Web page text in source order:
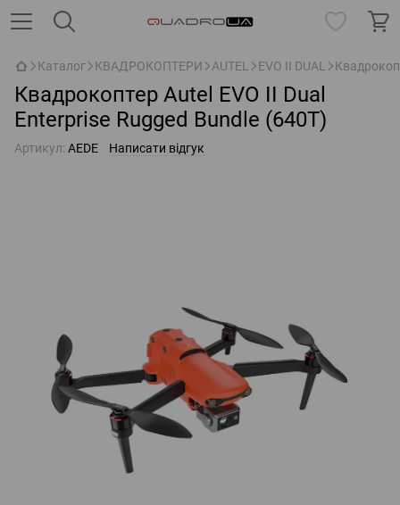
Каталог КВАДРОКОПТЕРИ AUTEL EVO II DUAL
Квадрокоптер Autel EVO II Dual
Enterprise Rugged Bundle (640T)
Артикул: AEDE Написати відгук